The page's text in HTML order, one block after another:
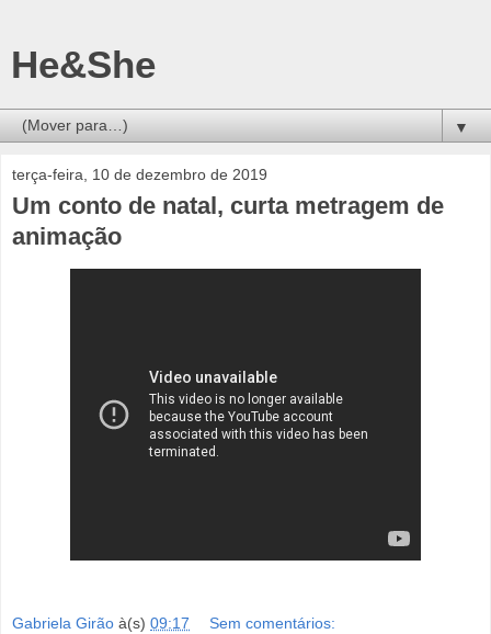
He&She
▼
terça-feira, 10 de dezembro de 2019
Um conto de natal, curta metragem de
animação
Gabriela Girão à(s) 09:17 Sem comentários: